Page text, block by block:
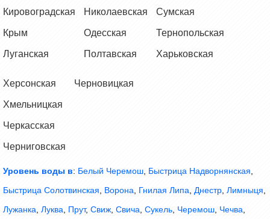
Кировоградская
Крым
Луганская
Николаевская
Одесская
Полтавская
Сумская
Тернопольская
Харьковская
Херсонская
Хмельницкая
Черкасская
Черниговская
Черновицкая
Уровень воды в: Белый Черемош, Быстрица Надворнянская,
Быстрица Солотвинская, Ворона, Гнилая Липа, Днестр, Лимныця,
Лужанка, Луква, Прут, Свиж, Свича, Сукель, Черемош, Чечва,